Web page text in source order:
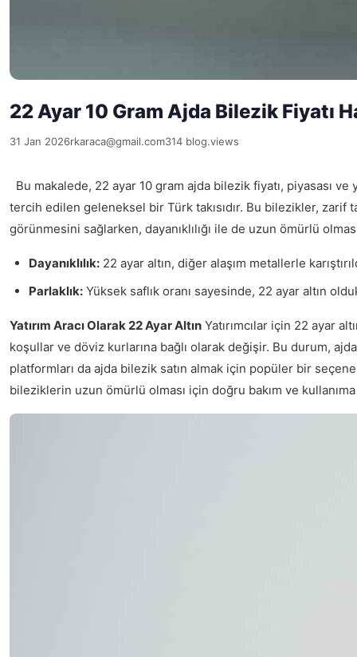
22 Ayar 10 Gram Ajda Bilezik Fiyatı
31 Jan 2026rkaraca@gmail.com314 blog.views
Bu makalede, 22 ayar 10 gram ajda bilezik fiyatı, piyasası
tercih edilen geleneksel bir Türk takısıdır. Bu bilezikler, zarif
görünmesini sağlarken, dayanıklılığı ile de uzun ömürlü
Dayanıklılık: 22 ayar altın, diğer alaşım metallerle
Parlaklık: Yüksek saflık oranı sayesinde, 22 ayar altın
Yatırım Aracı Olarak 22 Ayar Altın Yatırımcılar için 22 ayar
koşullar ve döviz kurlarına bağlı olarak değişir. Bu durum,
platformları da ajda bilezik satın almak için popüler bir
bileziklerin uzun ömürlü olması için doğru bakım ve